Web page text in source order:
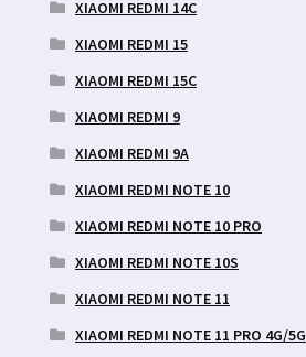
XIAOMI REDMI 14C
XIAOMI REDMI 15
XIAOMI REDMI 15C
XIAOMI REDMI 9
XIAOMI REDMI 9A
XIAOMI REDMI NOTE 10
XIAOMI REDMI NOTE 10 PRO
XIAOMI REDMI NOTE 10S
XIAOMI REDMI NOTE 11
XIAOMI REDMI NOTE 11 PRO 4G/5G